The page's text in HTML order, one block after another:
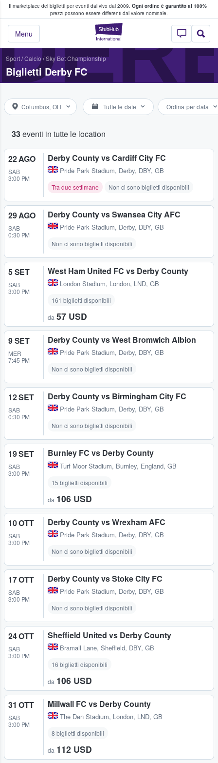
Il marketplace dei biglietti per eventi dal vivo dal 2009. Ogni ordine è garantito al 100%I
prezzi possono essere differenti dal valore nominale.
StubHub - Dove
Menu
fan comprano e vendono biglietti
Sport/Calcio /Sky Bet Championship
Biglietti Derby FC
Columbus, OH Tutte le date Ordina per data
33eventi in tutte le location
22 AGO
SAB
3:00 PM
Derby County vs Cardiff City FC
Pride Park Stadium, Derby, DBY, GB
Tra due settimane Non ci sono biglietti disponibili
29 AGO
SAB
0:30 PM
Derby County vs Swansea City AFC
Pride Park Stadium, Derby, DBY, GB
Non ci sono biglietti disponibili
5 SET
SAB
3:00 PM
West Ham United FC vs Derby County
London Stadium, London, LND, GB
161 biglietti disponibili
da 57 USD
9 SET
MER
7:45 PM
Derby County vs West Bromwich Albion
Pride Park Stadium, Derby, DBY, GB
Non ci sono biglietti disponibili
12 SET
SAB
0:30 PM
Derby County vs Birmingham City FC
Pride Park Stadium, Derby, DBY, GB
Non ci sono biglietti disponibili
19 SET
SAB
3:00 PM
Burnley FC vs Derby County
Turf Moor Stadium, Burnley, England, GB
15 biglietti disponibili
da 106 USD
10 OTT
SAB
3:00 PM
Derby County vs Wrexham AFC
Pride Park Stadium, Derby, DBY, GB
Non ci sono biglietti disponibili
17 OTT
SAB
3:00 PM
Derby County vs Stoke City FC
Pride Park Stadium, Derby, DBY, GB
Non ci sono biglietti disponibili
24 OTT
SAB
3:00 PM
Sheffield United vs Derby County
Bramall Lane, Sheffield, DBY, GB
16 biglietti disponibili
da 106 USD
31 OTT
SAB
3:00 PM
Millwall FC vs Derby County
The Den Stadium, London, LND, GB
8 biglietti disponibili
da 112 USD